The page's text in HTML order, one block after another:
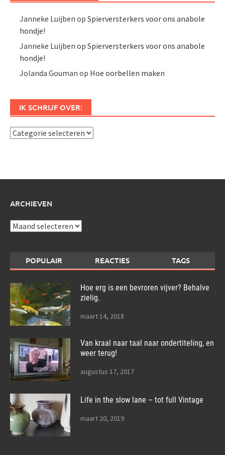
Janneke Luijben opSpierversterkers voor ons anabole
hondje!
Janneke Luijben opSpierversterkers voor ons anabole
hondje!
Jolanda Gouman op Hoe oorbellen maken
IK SCHRIJF OVER:
Ik
ARCHIEVEN
Archieven
POPULAIR REACTIES TAGS
Hoe erg is een bevroren vijver? Behalve
zielig.
maart 14, 2018
Van kraal naar taal naar ondertiteling, en
weer terug!
augustus 17, 2017
Life in the slow lane – tot full Vintage
maart 20, 2019